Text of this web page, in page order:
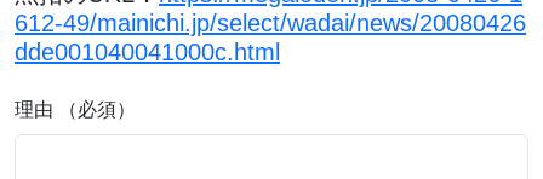
612-49/mainichi.jp/select/wadai/news/20080426
dde001040041000c.html
理由 （必須）